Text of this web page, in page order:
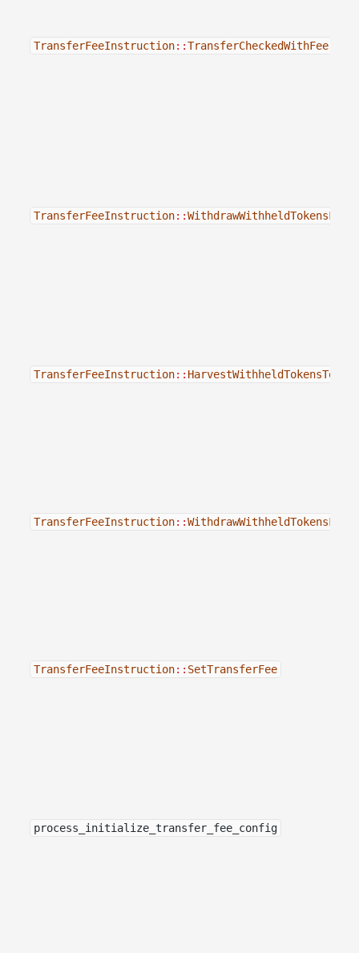
TransferFeeInstruction::TransferCheckedWithFee
TransferFeeInstruction::
TransferFeeInstruction::
TransferFeeInstruction::
TransferFeeInstruction:: SetTransferFee
process_initialize_transfer_fee_config